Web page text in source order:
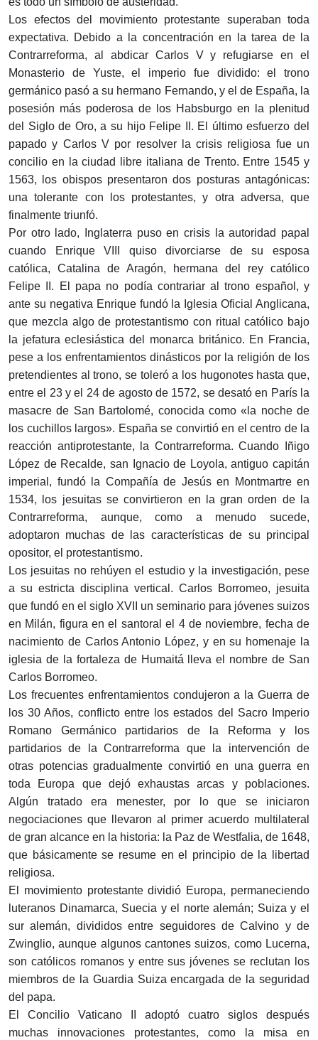
Los efectos del movimiento protestante superaban toda
expectativa. Debido a la concentración en la tarea de la
Contrarreforma, al abdicar Carlos V y refugiarse en el
Monasterio de Yuste, el imperio fue dividido: el trono
germánico pasó a su hermano Fernando, y el de España, la
posesión más poderosa de los Habsburgo en la plenitud
del Siglo de Oro, a su hijo Felipe II. El último esfuerzo del
papado y Carlos V por resolver la crisis religiosa fue un
concilio en la ciudad libre italiana de Trento. Entre 1545 y
1563, los obispos presentaron dos posturas antagónicas:
una tolerante con los protestantes, y otra adversa, que
finalmente triunfó.
Por otro lado, Inglaterra puso en crisis la autoridad papal
cuando Enrique VIII quiso divorciarse de su esposa
católica, Catalina de Aragón, hermana del rey católico
Felipe II. El papa no podía contrariar al trono español, y
ante su negativa Enrique fundó la Iglesia Oficial Anglicana,
que mezcla algo de protestantismo con ritual católico bajo
la jefatura eclesiástica del monarca británico. En Francia,
pese a los enfrentamientos dinásticos por la religión de los
pretendientes al trono, se toleró a los hugonotes hasta que,
entre el 23 y el 24 de agosto de 1572, se desató en París la
masacre de San Bartolomé, conocida como «la noche de
los cuchillos largos». España se convirtió en el centro de la
reacción antiprotestante, la Contrarreforma. Cuando Iñigo
López de Recalde, san Ignacio de Loyola, antiguo capitán
imperial, fundó la Compañía de Jesús en Montmartre en
1534, los jesuitas se convirtieron en la gran orden de la
Contrarreforma, aunque, como a menudo sucede,
adoptaron muchas de las características de su principal
opositor, el protestantismo.
Los jesuitas no rehúyen el estudio y la investigación, pese
a su estricta disciplina vertical. Carlos Borromeo, jesuita
que fundó en el siglo XVII un seminario para jóvenes suizos
en Milán, figura en el santoral el 4 de noviembre, fecha de
nacimiento de Carlos Antonio López, y en su homenaje la
iglesia de la fortaleza de Humaitá lleva el nombre de San
Carlos Borromeo.
Los frecuentes enfrentamientos condujeron a la Guerra de
los 30 Años, conflicto entre los estados del Sacro Imperio
Romano Germánico partidarios de la Reforma y los
partidarios de la Contrarreforma que la intervención de
otras potencias gradualmente convirtió en una guerra en
toda Europa que dejó exhaustas arcas y poblaciones.
Algún tratado era menester, por lo que se iniciaron
negociaciones que llevaron al primer acuerdo multilateral
de gran alcance en la historia: la Paz de Westfalia, de 1648,
que básicamente se resume en el principio de la libertad
religiosa.
El movimiento protestante dividió Europa, permaneciendo
luteranos Dinamarca, Suecia y el norte alemán; Suiza y el
sur alemán, divididos entre seguidores de Calvino y de
Zwinglio, aunque algunos cantones suizos, como Lucerna,
son católicos romanos y entre sus jóvenes se reclutan los
miembros de la Guardia Suiza encargada de la seguridad
del papa.
El Concilio Vaticano II adoptó cuatro siglos después
muchas innovaciones protestantes, como la misa en